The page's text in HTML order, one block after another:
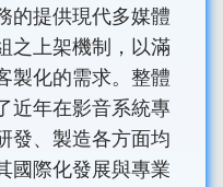
的提供現代多媒體
之上架機制，以滿
製化的需求。整體
近年在影音系統專
發、製造各方面均
國際化發展與專業